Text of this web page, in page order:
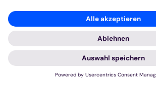
Meldestelle gemäß
2026 © Bistum Aachen
Datenschutzerklärung